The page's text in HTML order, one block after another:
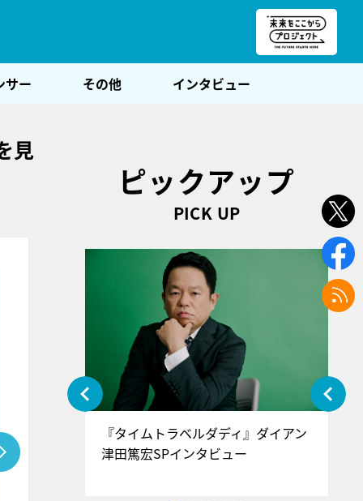
サー その他 インタビュー
見
ピックアップ
PICK UP
』＝LOV
インタ
『タイムトラベルダディ』ダイアン
津田篤宏SPインタビュー